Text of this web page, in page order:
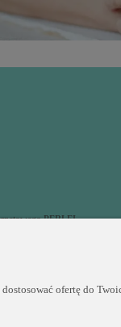
PERLEI
ofertę do